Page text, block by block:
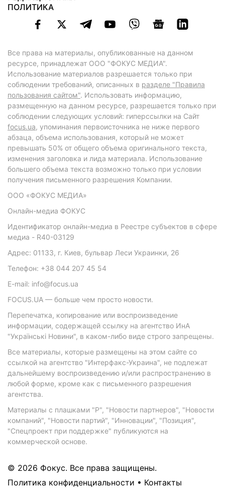
ПОЛИТИКА
Все права на материалы, опубликованные на данном
ресурсе, принадлежат ООО "ФОКУС МЕДИА".
Использование материалов разрешается только при
соблюдении требований, описанных в разделе "Правила
пользования сайтом". Использовать информацию,
размещенную на данном ресурсе, разрешается только при
соблюдении следующих условий: гиперссылки на Сайт
focus.ua, упоминания первоисточника не ниже первого
абзаца, объема использования, который не может
превышать 50% от общего объема оригинального текста,
изменения заголовка и лида материала. Использование
большего объема текста возможно только при условии
получения письменного разрешения Компании.
ООО «ФОКУС МЕДИА»
Онлайн-медиа ФОКУС
Идентификатор онлайн-медиа в Реестре субъектов в сфере
медиа - R40-03129
Адрес: 01133, г. Киев, бульвар Леси Украинки, 26
Телефон: +38 044 207 45 54
E-mail: info@focus.ua
FOCUS.UA — больше чем просто новости.
Перепечатка, копирование или воспроизведение
информации, содержащей ссылку на агентство ИнА
"Українські Новини", в каком-либо виде строго запрещены.
Все материалы, которые размещены на этом сайте со
ссылкой на агентство "Интерфакс-Украина", не подлежат
дальнейшему воспроизведению и/или распространению в
любой форме, кроме как с письменного разрешения
агентства.
Материалы с плашками "Р", "Новости партнеров", "Новости
компаний", "Новости партий", "Инновации", "Позиция",
"Спецпроект при поддержке" публикуются на
коммерческой основе.
© 2026 Фокус. Все права защищены.
Политика конфиденциальности • Контакты